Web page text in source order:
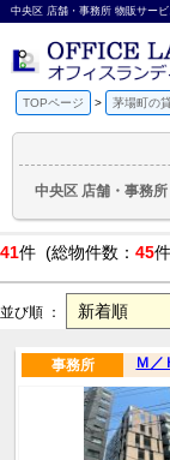
TOPページ 茅場町の
中央区 店舗・事務
41件 (総物件数： 45
並び順 ：
Ｍ／
事務所